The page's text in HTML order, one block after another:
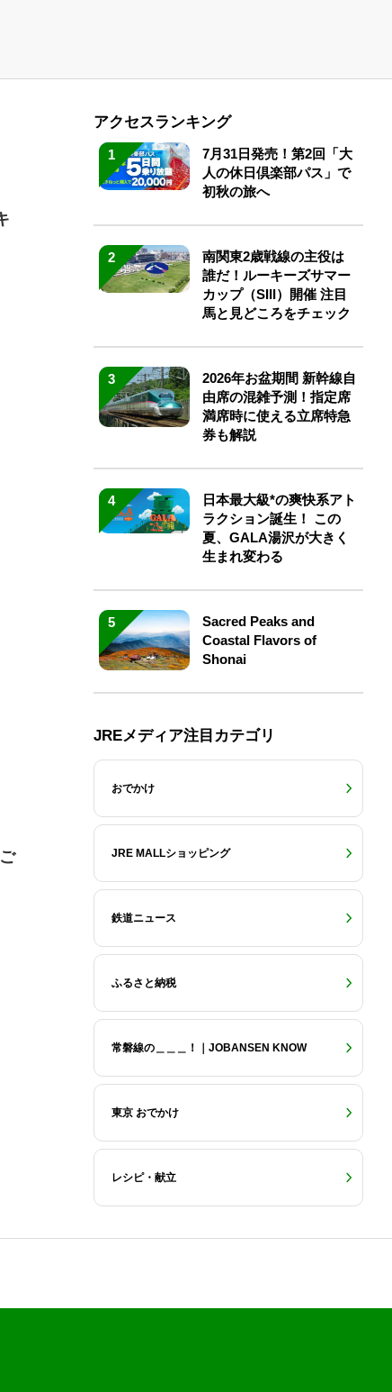
アクセスランキング
1
7月31日発売！第2回「大
人の休日倶楽部パス」で
初秋の旅へ
2
南関東2歳戦線の主役は
誰だ！ルーキーズサマー
カップ（SIII）開催 注目
馬と見どころをチェック
3
2026年お盆期間 新幹線自
由席の混雑予測！指定席
満席時に使える立席特急
券も解説
4
日本最大級*の爽快系アト
ラクション誕生！ この
夏、GALA湯沢が大きく
生まれ変わる
5
Sacred Peaks and
Coastal Flavors of
Shonai
JREメディア注目カテゴリ
おでかけ
JRE MALLショッピング
鉄道ニュース
ふるさと納税
常磐線の＿＿＿！｜JOBANSEN KNOW
東京 おでかけ
レシピ・献立